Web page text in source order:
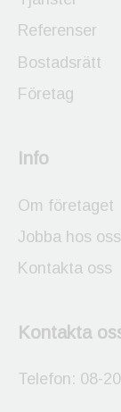
Referenser
Bostadsrätt
Företag
Info
Om företaget
Jobba hos oss
Kontakta oss
Kontakta
Telefon: 08-